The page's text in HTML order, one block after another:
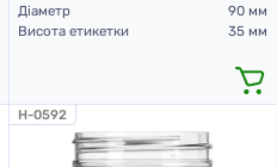
Діаметр
90 мм
Висота етикетки
35 мм
H-0592